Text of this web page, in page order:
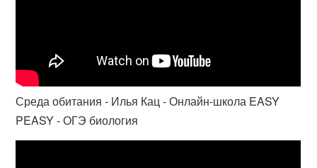
Среда обитания - Илья Кац - Онлайн-школа EASY
PEASY - ОГЭ биология